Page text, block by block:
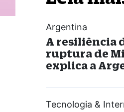
Argentina
A resiliência
ruptura de
explica a
Tecnologia &